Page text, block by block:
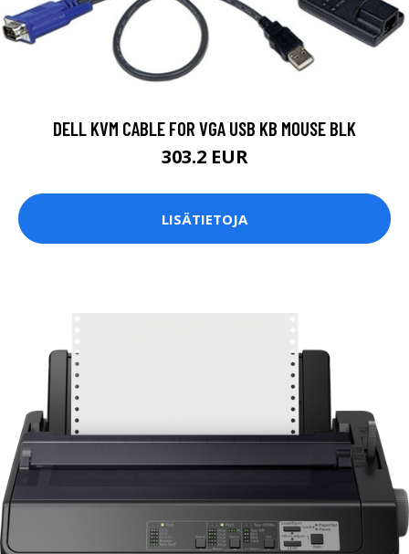
DELL KVM CABLE FOR VGA USB KB MOUSE BLK
303.2 EUR
LISÄTIETOJA